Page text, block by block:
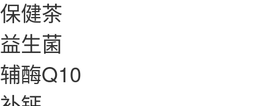
保健茶
益生菌
辅酶Q10